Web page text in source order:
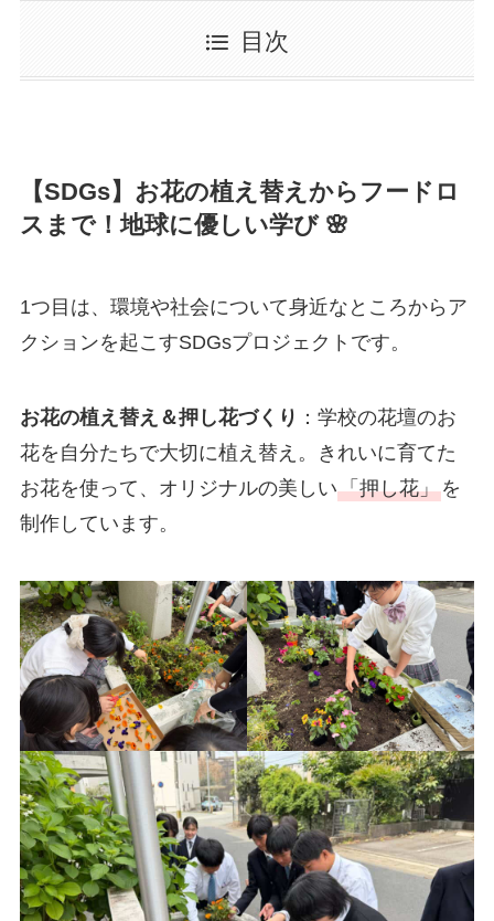
目次
【SDGs】お花の植え替えからフードロ
スまで！地球に優しい学び 🌸
1つ目は、環境や社会について身近なところからア
クションを起こすSDGsプロジェクトです。
お花の植え替え＆押し花づくり ：学校の花壇のお
花を自分たちで大切に植え替え。きれいに育てた
お花を使って、オリジナルの美しい「押し花」を
制作しています。